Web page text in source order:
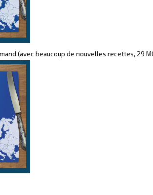
(avec beaucoup de nouvelles recettes, 29